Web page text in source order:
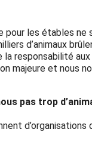
pour les étables
d’animaux
responsabilité
majeure et nous
pas trop